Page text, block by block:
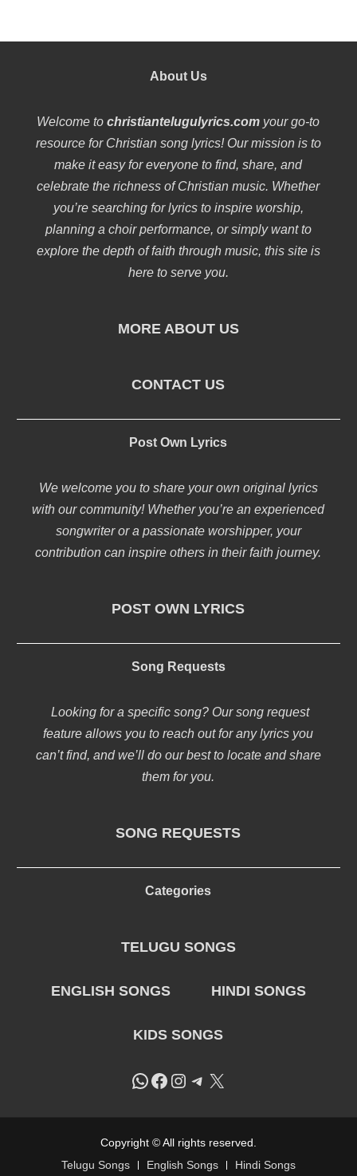
About Us
Welcome tochristiantelugulyrics.com your go-to
resource for Christian song lyrics! Our mission is to
make it easy for everyone to find, share, and
celebrate the richness of Christian music. Whether
you’re searching for lyrics to inspire worship,
planning a choir performance, or simply want to
explore the depth of faith through music, this site is
here to serve you.
MORE ABOUT US
CONTACT US
Post Own Lyrics
We welcome you to share your own original lyrics
with our community! Whether you’re an experienced
songwriter or a passionate worshipper, your
contribution can inspire others in their faith journey.
POST OWN LYRICS
Song Requests
Looking for a specific song? Our song request
feature allows you to reach out for any lyrics you
can’t find, and we’ll do our best to locate and share
them for you.
SONG REQUESTS
Categories
TELUGU SONGS
ENGLISH SONGS HINDI SONGS
KIDS SONGS
WhatsApp
Facebook
Instagram
Telegram
X
Copyright © All rights reserved.
Telugu Songs
English Songs Hindi Songs